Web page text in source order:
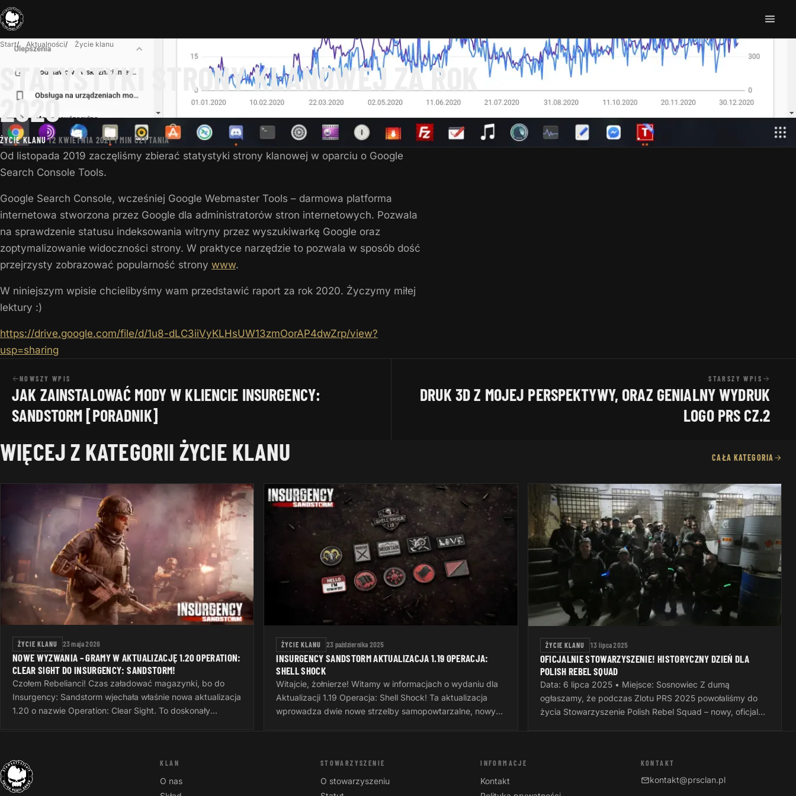
Start Aktualności Życie klanu
STATYSTYKI STRONY KLANOWEJ ZA ROK
2020
ŻYCIE KLANU·12 KWIETNIA 2021·1 MIN CZYTANIA
Od listopada 2019 zaczęliśmy zbierać statystyki strony klanowej w oparciu o Google
Search Console Tools.
Google Search Console, wcześniej Google Webmaster Tools – darmowa platforma
internetowa stworzona przez Google dla administratorów stron internetowych. Pozwala
na sprawdzenie statusu indeksowania witryny przez wyszukiwarkę Google oraz
zoptymalizowanie widoczności strony. W praktyce narzędzie to pozwala w sposób dość
przejrzysty zobrazować popularność strony www.
W niniejszym wpisie chcielibyśmy wam przedstawić raport za rok 2020. Życzymy miłej
lektury :)
https://drive.google.com/file/d/1u8-dLC3iiVyKLHsUW13zmOorAP4dwZrp/view?
usp=sharing
NOWSZY WPIS
JAK ZAINSTALOWAĆ MODY W KLIENCIE INSURGENCY:
SANDSTORM [PORADNIK]
STARSZY WPIS
DRUK 3D Z MOJEJ PERSPEKTYWY, ORAZ GENIALNY WYDRUK
LOGO PRS CZ.2
WIĘCEJ Z KATEGORII ŻYCIE KLANU CAŁA KATEGORIA
ŻYCIE KLANU 23 maja 2026
NOWE WYZWANIA – GRAMY W AKTUALIZACJĘ 1.20 OPERATION:
CLEAR SIGHT DO INSURGENCY: SANDSTORM!
Czołem Rebelianci! Czas załadować magazynki, bo do
Insurgency: Sandstorm wjechała właśnie nowa aktualizacja
1.20 o nazwie Operation: Clear Sight. To doskonały
ŻYCIE KLANU 23 października 2025
INSURGENCY SANDSTORM AKTUALIZACJA 1.19 OPERACJA:
SHELL SHOCK
Witajcie, żołnierze! Witamy w informacjach o wydaniu dla
Aktualizacji 1.19 Operacja: Shell Shock! Ta aktualizacja
wprowadza dwie nowe strzelby samopowtarzalne, nowy
ŻYCIE KLANU 13 lipca 2025
OFICJALNIE STOWARZYSZENIE! HISTORYCZNY DZIEŃ DLA
POLISH REBEL SQUAD
Data: 6 lipca 2025 • Miejsce: Sosnowiec Z dumą
ogłaszamy, że podczas Zlotu PRS 2025 powołaliśmy do
życia Stowarzyszenie Polish Rebel Squad – nowy, oficjalny
KLAN
O nas
STOWARZYSZENIE
O stowarzyszeniu
INFORMACJE
Kontakt
KONTAKT
kontakt@prsclan.pl